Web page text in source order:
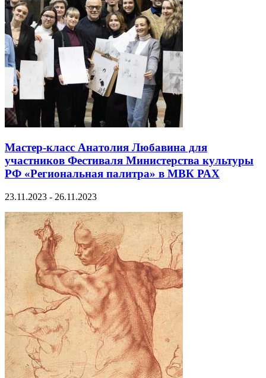
Мастер-класс Анатолия Любавина для
участников Фестиваля Министерства культуры
РФ «Региональная палитра» в МВК РАХ
23.11.2023 - 26.11.2023